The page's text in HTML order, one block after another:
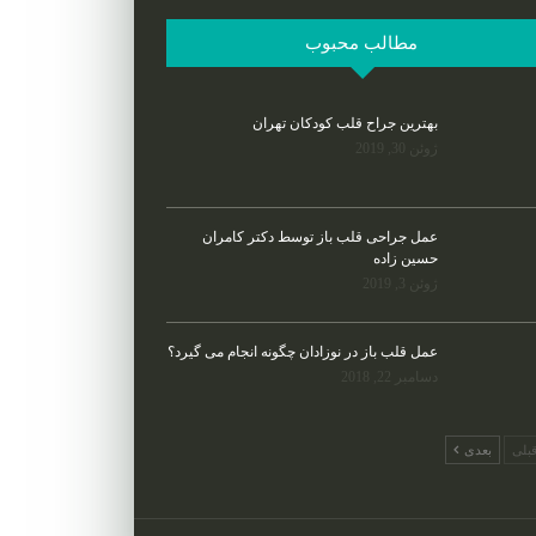
مطالب محبوب
بهترین جراح قلب کودکان تهران
عمل جراحی قلب باز توسط دکتر کامران
حسین زاده
عمل قلب باز در نوزادان چگونه انجام می گیرد؟
بعدی